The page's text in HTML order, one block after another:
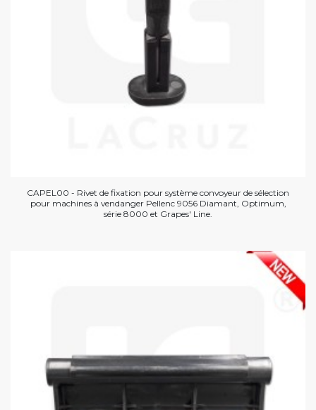
CAPEL00 - Rivet de fixation pour système convoyeur de sélection
pour machines à vendanger Pellenc 9056 Diamant, Optimum,
série 8000 et Grapes' Line.